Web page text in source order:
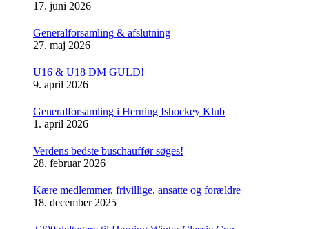
17. juni 2026
Generalforsamling & afslutning
27. maj 2026
U16 & U18 DM GULD!
9. april 2026
Generalforsamling i Herning Ishockey Klub
1. april 2026
Verdens bedste buschauffør søges!
28. februar 2026
Kære medlemmer, frivillige, ansatte og forældre
18. december 2025